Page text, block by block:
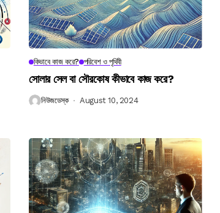
কিভাবে কাজ করে? পরিবেশ ও পৃথিবী
সোলার সেল বা সৌরকোষ কীভাবে কাজ করে?
নিউজডেস্ক August 10, 2024